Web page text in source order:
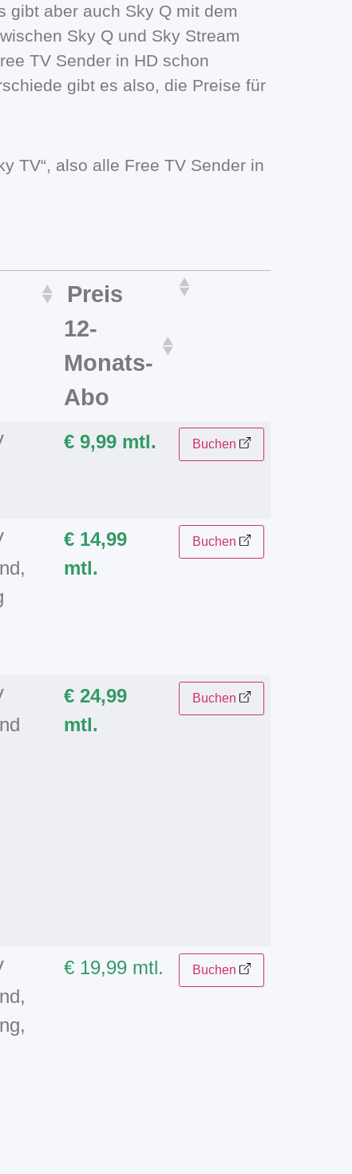
gibt aber auch Sky Q mit dem
Sky Q und Sky Stream
TV Sender in HD schon
gibt es also, die Preise für
TV“, also alle Free TV Sender in
Preis
12-
Monats-
Abo
€ 9,99 mtl. Buchen
€ 14,99
mtl.
Buchen
€ 24,99
mtl.
Buchen
€ 19,99 mtl. Buchen